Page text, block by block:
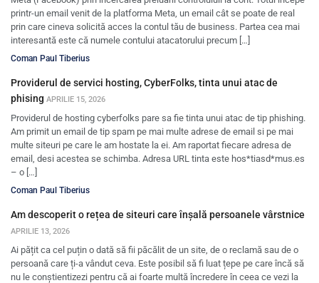
printr-un email venit de la platforma Meta, un email cât se poate de real
prin care cineva solicită acces la contul tău de business. Partea cea mai
interesantă este că numele contului atacatorului precum […]
Coman Paul Tiberius
Providerul de servici hosting, CyberFolks, tinta unui atac de
phising APRILIE 15, 2026
Providerul de hosting cyberfolks pare sa fie tinta unui atac de tip phishing.
Am primit un email de tip spam pe mai multe adrese de email si pe mai
multe siteuri pe care le am hostate la ei. Am raportat fiecare adresa de
email, desi acestea se schimba. Adresa URL tinta este hos*tiasd*mus.es
– o […]
Coman Paul Tiberius
Am descoperit o rețea de siteuri care înșală persoanele vârstnice
APRILIE 13, 2026
Ai pățit ca cel puțin o dată să fii păcălit de un site, de o reclamă sau de o
persoană care ți-a vândut ceva. Este posibil să fi luat țepe pe care încă să
nu le conștientizezi pentru că ai foarte multă încredere în ceea ce vezi la